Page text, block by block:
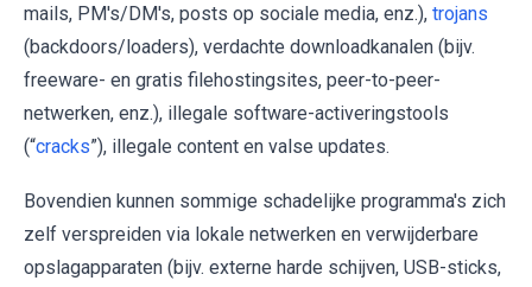
mails, PM's/DM's, posts op sociale media, enz.), trojans
(backdoors/loaders), verdachte downloadkanalen (bijv.
freeware- en gratis filehostingsites, peer-to-peer-
netwerken, enz.), illegale software-activeringstools
(“cracks”), illegale content en valse updates.
Bovendien kunnen sommige schadelijke programma's zich
zelf verspreiden via lokale netwerken en verwijderbare
opslagapparaten (bijv. externe harde schijven, USB-sticks,